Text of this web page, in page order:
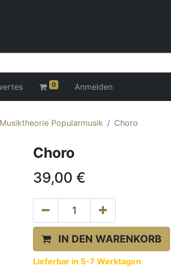
0 Anmelden
Musiktheorie Popularmusik Choro
Choro
39,00 €
IN DEN WARENKORB
Lieferbar in 5-7 Werktagen